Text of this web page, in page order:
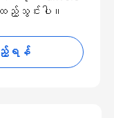
ထည့်သွင်းပါ။
ြည့်ရန်